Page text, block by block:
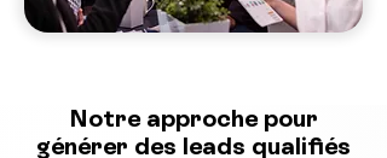
Notre approche pour
générer des leads qualifiés